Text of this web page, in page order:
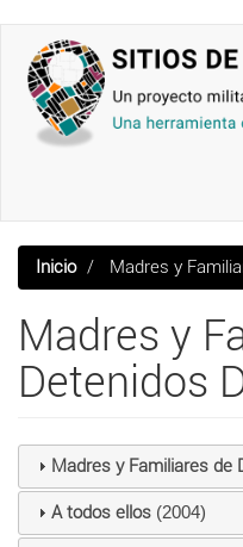
contenido
principal
Inicio Madres y
Madres y
Detenidos
Madres y Familiares de
A todos ellos(2004)